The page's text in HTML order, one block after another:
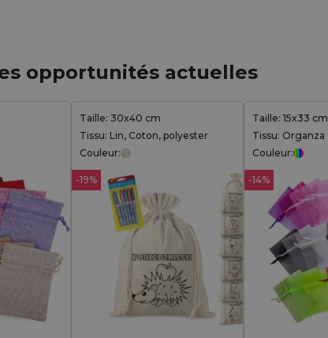
opportunités actuelles
Taille: 30x40 cm
Tissu: Lin, Coton, polyester
Couleur:
-19%
Taille: 15x33 cm
Tissu: Organza
Couleur:
-14%